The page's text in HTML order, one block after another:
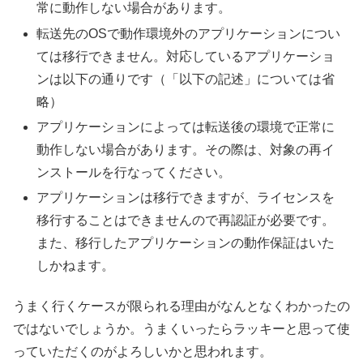
常に動作しない場合があります。
転送先のOSで動作環境外のアプリケーションについ
ては移行できません。対応しているアプリケーショ
ンは以下の通りです（「以下の記述」については省
略）
アプリケーションによっては転送後の環境で正常に
動作しない場合があります。その際は、対象の再イ
ンストールを行なってください。
アプリケーションは移行できますが、ライセンスを
移行することはできませんので再認証が必要です。
また、移行したアプリケーションの動作保証はいた
しかねます。
うまく行くケースが限られる理由がなんとなくわかったの
ではないでしょうか。うまくいったらラッキーと思って使
っていただくのがよろしいかと思われます。